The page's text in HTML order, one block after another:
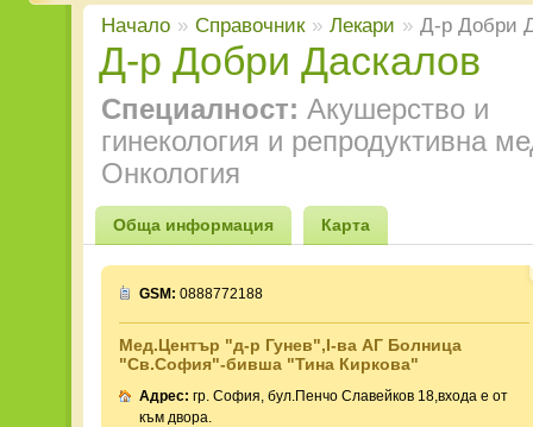
Начало » Справочник » Лекари » Д-р Добри
Д-р Добри Даскалов
Специалност: Акушерство и
гинекология и репродуктивна
Онкология
Обща информация Карта
GSM: 0888772188
Мед.Център "д-р Гунев",I-ва АГ Болница
"Св.София"-бивша "Тина Киркова"
Адрес: гр. София, бул.Пенчо Славейков 18,входа е от
към двора.